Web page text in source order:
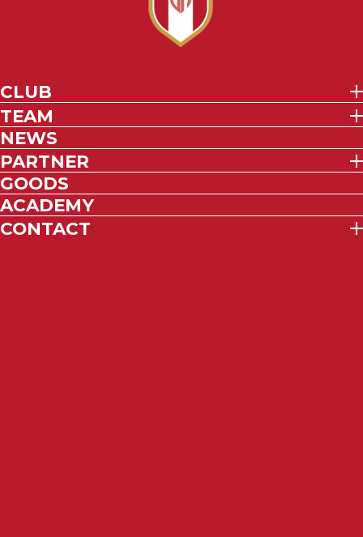
CLUB
TEAM
NEWS
PARTNER
GOODS
ACADEMY
CONTACT